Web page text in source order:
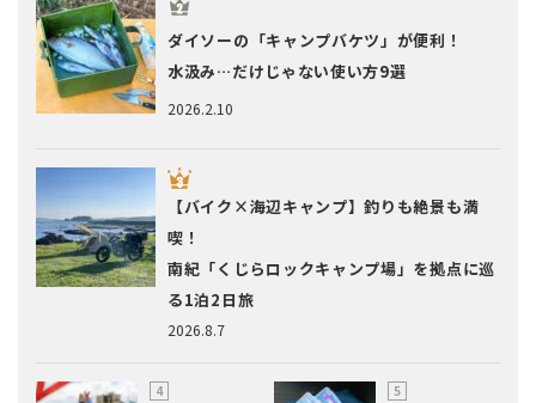
2026.2.10
ダイソーの「キャンプバケツ」が便利！
水汲み…だけじゃない使い方9選
2026.8.7
【バイク×海辺キャンプ】釣りも絶景も満
喫！
南紀「くじらロックキャンプ場」を拠点に巡
る1泊2日旅